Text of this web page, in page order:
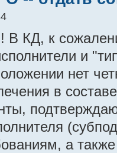
В КД, к
и
нет
в
а